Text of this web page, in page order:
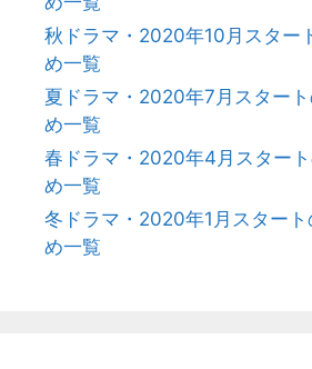
秋ドラマ・2020年10月スター
め一覧
夏ドラマ・2020年7月スター
め一覧
春ドラマ・2020年4月スター
め一覧
冬ドラマ・2020年1月スタート
め一覧